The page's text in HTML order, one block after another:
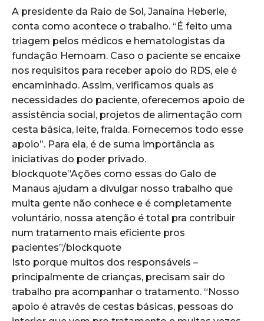
A presidente da Raio de Sol, Janaína Heberle,
conta como acontece o trabalho. “É feito uma
triagem pelos médicos e hematologistas da
fundação Hemoam. Caso o paciente se encaixe
nos requisitos para receber apoio do RDS, ele é
encaminhado. Assim, verificamos quais as
necessidades do paciente, oferecemos apoio de
assistência social, projetos de alimentação com
cesta básica, leite, fralda. Fornecemos todo esse
apoio”. Para ela, é de suma importância as
iniciativas do poder privado.
blockquote”Ações como essas do Galo de
Manaus ajudam a divulgar nosso trabalho que
muita gente não conhece e é completamente
voluntário, nossa atenção é total pra contribuir
num tratamento mais eficiente pros
pacientes”/blockquote
Isto porque muitos dos responsáveis –
principalmente de crianças, precisam sair do
trabalho pra acompanhar o tratamento. “Nosso
apoio é através de cestas básicas, pessoas do